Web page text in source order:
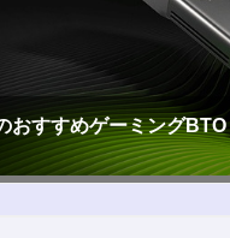
おすすめゲーミング